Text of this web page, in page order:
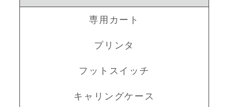
専用カート
プリンタ
フットスイッチ
キャリングケース